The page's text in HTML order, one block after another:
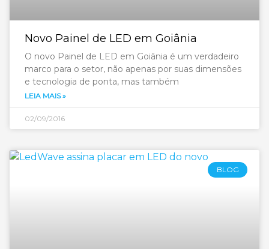
Novo Painel de LED em Goiânia
O novo Painel de LED em Goiânia é um verdadeiro
marco para o setor, não apenas por suas dimensões
e tecnologia de ponta, mas também
LEIA MAIS »
02/09/2016
BLOG